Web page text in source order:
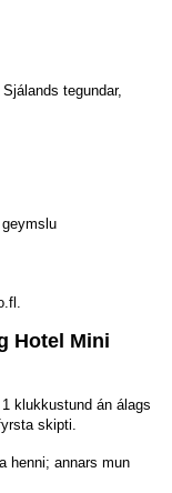
tegundar,
Hotel Mini
klukkustund án álags
skipti.
henni; annars mun